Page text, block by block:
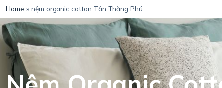
n
ộ
i
d
u
n
g
Home » nệm organic cotton Tân Thăng Phú